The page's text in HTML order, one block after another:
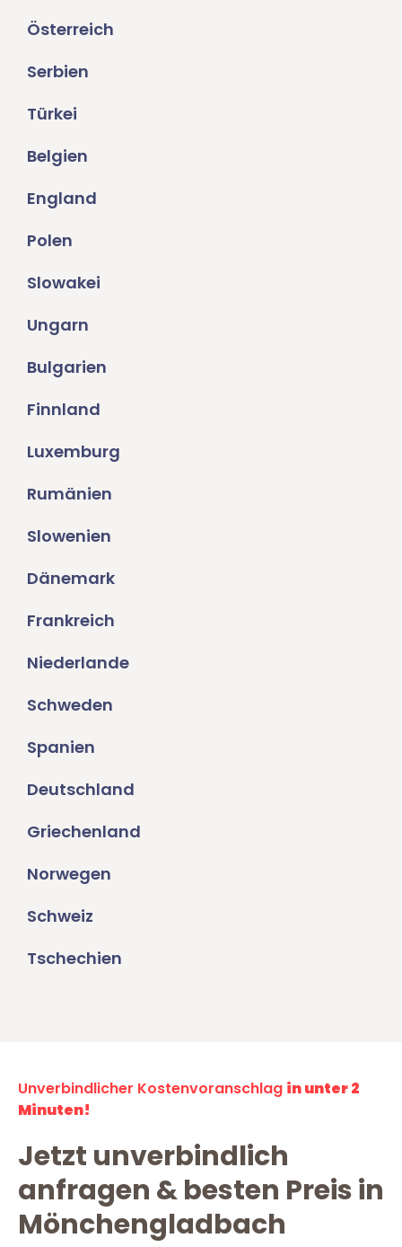
Österreich
Serbien
Türkei
Belgien
England
Polen
Slowakei
Ungarn
Bulgarien
Finnland
Luxemburg
Rumänien
Slowenien
Dänemark
Frankreich
Niederlande
Schweden
Spanien
Deutschland
Griechenland
Norwegen
Schweiz
Tschechien
Unverbindlicher Kostenvoranschlag in unter 2
Minuten!
Jetzt unverbindlich
anfragen & besten Preis in
Mönchengladbach